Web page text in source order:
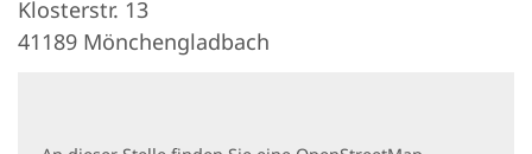
Klosterstr. 13
41189 Mönchengladbach